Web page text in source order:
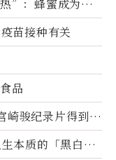
”：蜂蜜成为健
苗接种有关
品
骏纪录片得到的
本质的「黑白一